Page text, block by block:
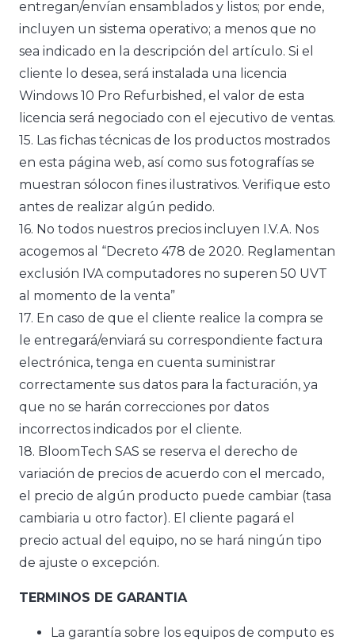
entregan/envían ensamblados y listos; por ende,
incluyen un sistema operativo; a menos que no
sea indicado en la descripción del artículo. Si el
cliente lo desea, será instalada una licencia
Windows 10 Pro Refurbished, el valor de esta
licencia será negociado con el ejecutivo de ventas.
15. Las fichas técnicas de los productos mostrados
en esta página web, así como sus fotografías se
muestran sólocon fines ilustrativos. Verifique esto
antes de realizar algún pedido.
16. No todos nuestros precios incluyen I.V.A. Nos
acogemos al “Decreto 478 de 2020. Reglamentan
exclusión IVA computadores no superen 50 UVT
al momento de la venta”
17. En caso de que el cliente realice la compra se
le entregará/enviará su correspondiente factura
electrónica, tenga en cuenta suministrar
correctamente sus datos para la facturación, ya
que no se harán correcciones por datos
incorrectos indicados por el cliente.
18. BloomTech SAS se reserva el derecho de
variación de precios de acuerdo con el mercado,
el precio de algún producto puede cambiar (tasa
cambiaria u otro factor). El cliente pagará el
precio actual del equipo, no se hará ningún tipo
de ajuste o excepción.
TERMINOS DE GARANTIA
La garantía sobre los equipos de computo es